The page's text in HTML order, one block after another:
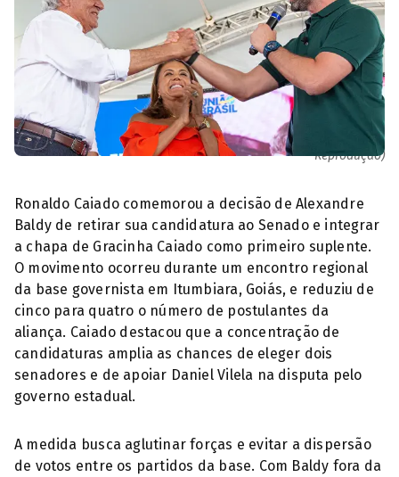
Ex-governador Ronaldo Caiado, Gracinha e Baldy. (Foto:
Reprodução)
Ronaldo Caiado comemorou a decisão de Alexandre
Baldy de retirar sua candidatura ao Senado e integrar
a chapa de Gracinha Caiado como primeiro suplente.
O movimento ocorreu durante um encontro regional
da base governista em Itumbiara, Goiás, e reduziu de
cinco para quatro o número de postulantes da
aliança. Caiado destacou que a concentração de
candidaturas amplia as chances de eleger dois
senadores e de apoiar Daniel Vilela na disputa pelo
governo estadual.
A medida busca aglutinar forças e evitar a dispersão
de votos entre os partidos da base. Com Baldy fora da